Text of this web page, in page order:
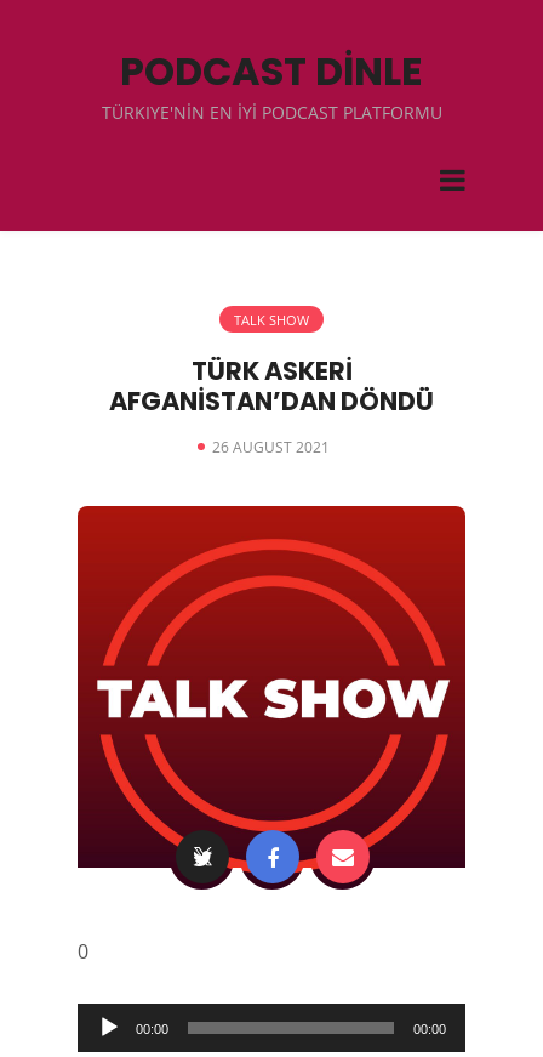
PODCAST DİNLE
TÜRKIYE'NİN EN İYİ PODCAST PLATFORMU
TALK SHOW
TÜRK ASKERİ
AFGANİSTAN’DAN DÖNDÜ
26 AUGUST 2021
0
Audio
Player
00:00 00:00